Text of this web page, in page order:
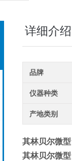
详细介绍
品牌
仪器种类
产地类别
其林贝尔微
其林贝尔微